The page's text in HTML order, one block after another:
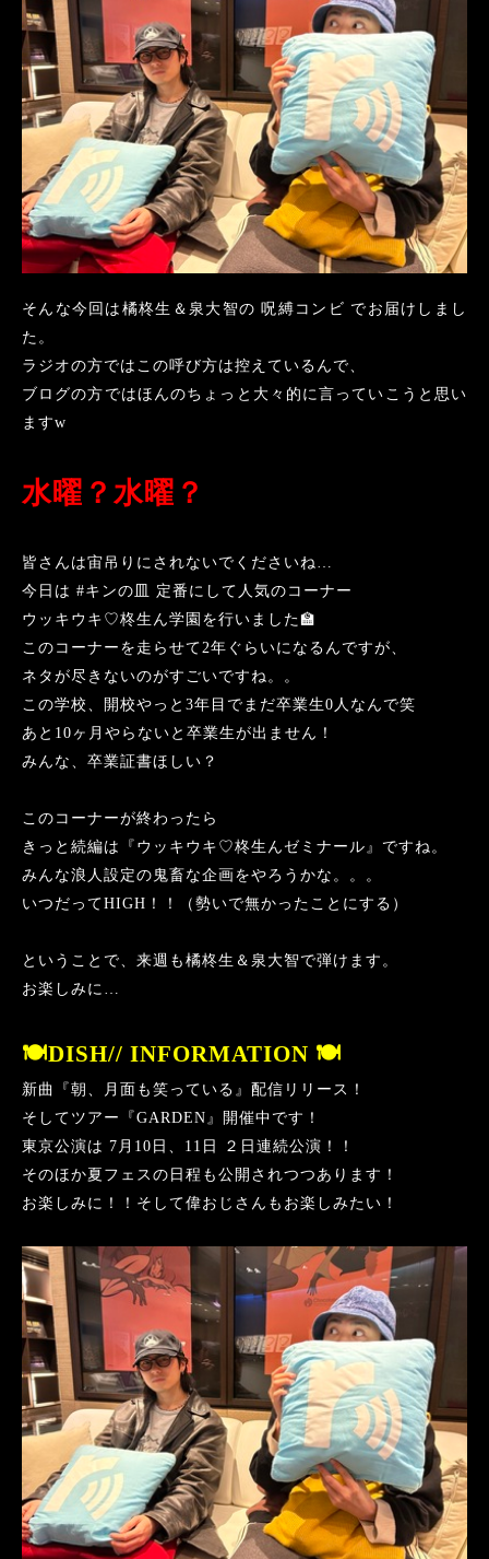
そんな今回は橘柊生＆泉大智の 呪縛コンビ でお届けしまし
た。
ラジオの方ではこの呼び方は控えているんで、
ブログの方ではほんのちょっと大々的に言っていこうと思い
ますw
水曜？水曜？
皆さんは宙吊りにされないでくださいね…
今日は #キンの皿 定番にして人気のコーナー
ウッキウキ♡柊生ん学園を行いました🏫
このコーナーを走らせて2年ぐらいになるんですが、
ネタが尽きないのがすごいですね。。
この学校、開校やっと 3年目でまだ卒業生0 人なんで笑
あと 10ヶ月やらないと卒業生が出ません！
みんな、卒業証書ほしい？
このコーナーが終わったら
きっと続編は『ウッキウキ♡柊生んゼミナール』ですね。
みんな浪人設定の鬼畜な企画をやろうかな。。。
いつだってHIGH ！！（勢いで無かったことにする）
ということで、来週も橘柊生＆泉大智で弾けます。
お楽しみに …
🍽DISH// INFORMATION 🍽
新曲『朝、月面も笑っている』配信リリース！
そしてツアー『 GARDEN』開催中です！
東京公演は 7 月 10 日、 11 日 ２日連続公演！！
そのほか夏フェスの日程も公開されつつあります！
お楽しみに！！そして偉おじさんもお楽しみたい！